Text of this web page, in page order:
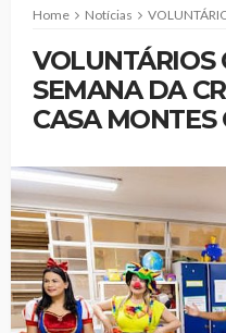
Home Notícias VOLUNTÁRIOS
VOLUNTÁRIOS
SEMANA DA
CASA MONTES